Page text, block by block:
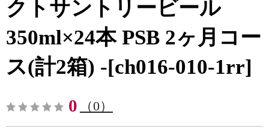
クトサントリービール
350ml×24本 PSB 2ヶ月コー
ス(計2箱) -[ch016-010-1rr]
0 （0）